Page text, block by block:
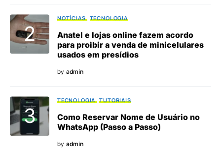
NOTÍCIAS TECNOLOGIA
Anatel e lojas online fazem acordo
para proibir a venda de minicelulares
usados em presídios
by admin
TECNOLOGIA TUTORIAIS
Como Reservar Nome de Usuário no
WhatsApp (Passo a Passo)
by admin